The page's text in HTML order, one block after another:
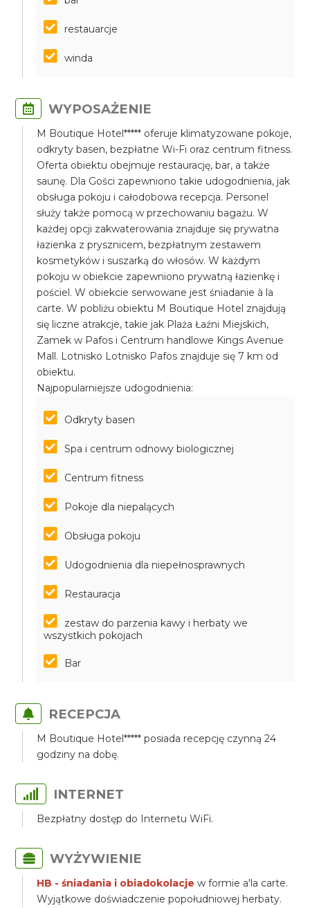
restauarcje
winda
WYPOSAŻENIE
M Boutique Hotel***** oferuje klimatyzowane pokoje,
odkryty basen, bezpłatne Wi-Fi oraz centrum fitness.
Oferta obiektu obejmuje restaurację, bar, a także
saunę. Dla Gości zapewniono takie udogodnienia, jak
obsługa pokoju i całodobowa recepcja. Personel
służy także pomocą w przechowaniu bagażu. W
każdej opcji zakwaterowania znajduje się prywatna
łazienka z prysznicem, bezpłatnym zestawem
kosmetyków i suszarką do włosów. W każdym
pokoju w obiekcie zapewniono prywatną łazienkę i
pościel. W obiekcie serwowane jest śniadanie à la
carte. W pobliżu obiektu M Boutique Hotel znajdują
się liczne atrakcje, takie jak Plaża Łaźni Miejskich,
Zamek w Pafos i Centrum handlowe Kings Avenue
Mall. Lotnisko Lotnisko Pafos znajduje się 7 km od
obiektu.
Najpopularniejsze udogodnienia:
Odkryty basen
Spa i centrum odnowy biologicznej
Centrum fitness
Pokoje dla niepalących
Obsługa pokoju
Udogodnienia dla niepełnosprawnych
Restauracja
zestaw do parzenia kawy i herbaty we
wszystkich pokojach
Bar
RECEPCJA
M Boutique Hotel***** posiada recepcję czynną 24
godziny na dobę.
INTERNET
Bezpłatny dostęp do Internetu WiFi.
WYŻYWIENIE
HB - śniadania i obiadokolacjew formie a'la carte.
Wyjątkowe doświadczenie popołudniowej herbaty.